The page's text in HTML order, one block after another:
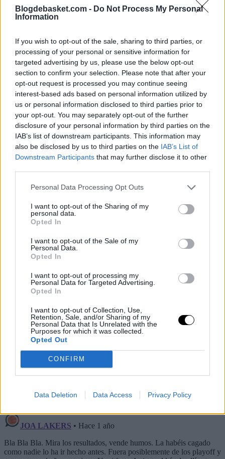
Blogdebasket.com - Do Not Process My Personal
Information
If you wish to opt-out of the sale, sharing to third parties, or
processing of your personal or sensitive information for
targeted advertising by us, please use the below opt-out
section to confirm your selection. Please note that after your
opt-out request is processed you may continue seeing
interest-based ads based on personal information utilized by
us or personal information disclosed to third parties prior to
your opt-out. You may separately opt-out of the further
disclosure of your personal information by third parties on the
IAB’s list of downstream participants. This information may
also be disclosed by us to third parties on the IAB’s List of
Downstream Participants that may further disclose it to other
Personal Data Processing Opt Outs
I want to opt-out of the Sharing of my
personal data.
Opted In
I want to opt-out of the Sale of my
Personal Data.
Opted In
I want to opt-out of processing my
Personal Data for Targeted Advertising.
Opted In
I want to opt-out of Collection, Use,
Retention, Sale, and/or Sharing of my
Personal Data that Is Unrelated with the
Purposes for which it was collected.
Opted Out
CONFIRM
Data Deletion Data Access Privacy Policy
"Las deciones duras nunca son fáciles, parte del
liderazgo es tomar riesgo, mirar todos los factores y
quisimos actuar mirando al largo plazo. Nosotros no
éramos competitivos el año pasado antes del trade
deadline y cuando hicimos algunos algunas cosas
tuvimos el mejor récord de la liga, jugamos las Finales y
no las ganamos. Teníamos que decidir cómo ser
mejores. Hemos visto la trayectoria durante la
temporada y no éramos mejores. Y otros equipos sí
que vencer a equipos muy buenos con los que perdimos
Si miras a nuestro roster hoy en día nos hemos
NBA. Si eres un fan de baloncesto ves que tienes a
Kyrie Irving, Klay Thompson, PJ Washington y Anthony
Davis y Daniel Gafford o Derek Lively como quinteto
inicial, eso mete miedo a cualquier equipo de la liga si
continuamos. Así que el objetivo fuen pensar cómo
crear un roster pensando en el futuro para ser un equipo
más competitivo. Ya lo he dicho, lo dije cuando compré
el equipo a Mark (Cuban), queremos ganar
campeonatos. Queremos ser una franquicia ganadora
para la ciudad de Dallas".